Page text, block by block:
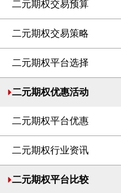
二元期权交易预算
二元期权交易策略
二元期权平台选择
二元期权优惠活动
二元期权平台优惠
二元期权行业资讯
二元期权平台比较